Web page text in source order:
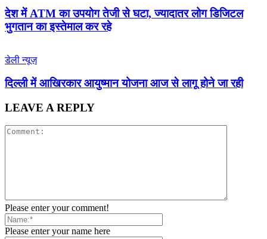
देश में ATM का उपयोग तेजी से घटा, ज्यादातर लोग डिजिटल
भुगतान का इस्तेमाल कर रहे
डेली न्यूज़
द‍िल्‍ली में आख‍िरकार आयुष्‍मान योजना आज से लागू होने जा रही
LEAVE A REPLY
Please enter your comment!
Please enter your name here